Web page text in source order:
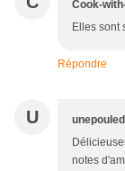
Cook-
Elles sont
Répondre
U
notes